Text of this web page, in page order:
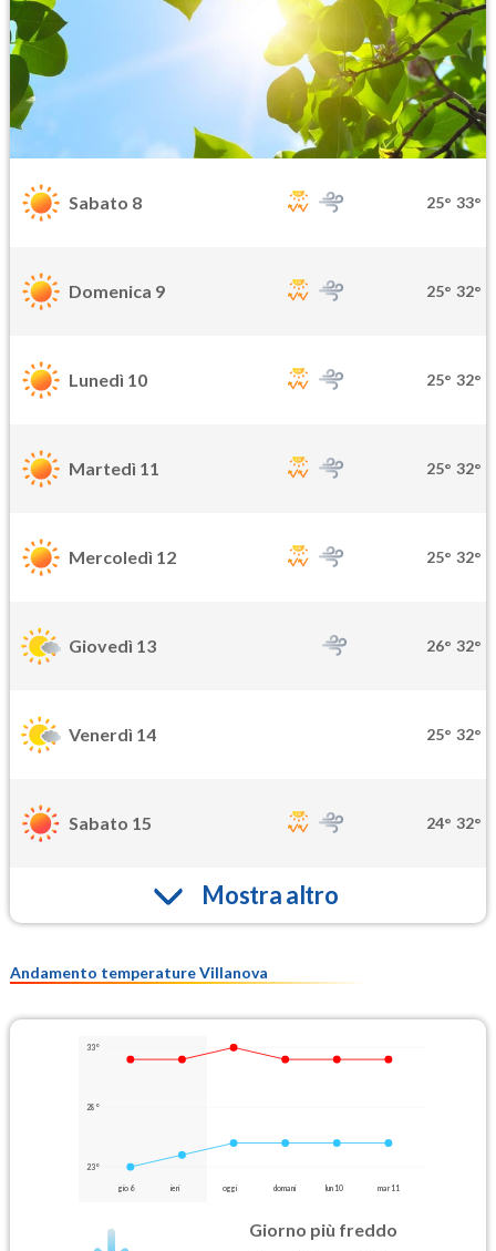
Sabato 8 25° 33°
Domenica 9 25° 32°
Lunedì 10 25° 32°
Martedì 11 25° 32°
Mercoledì 12 25° 32°
Giovedì 13 26° 32°
Venerdì 14 25° 32°
Sabato 15 24° 32°
Mostra altro
Andamento temperature Villanova
33°
28°
23°
gio 6 ieri oggi domani lun 10 mar 11
Giorno più freddo